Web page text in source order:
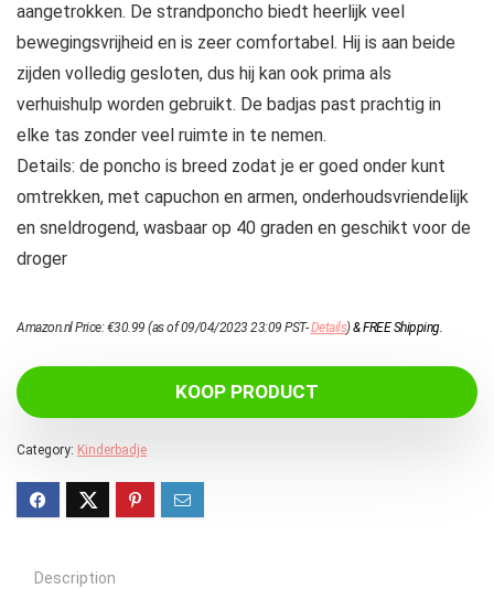
aangetrokken. De strandponcho biedt heerlijk veel
bewegingsvrijheid en is zeer comfortabel. Hij is aan beide
zijden volledig gesloten, dus hij kan ook prima als
verhuishulp worden gebruikt. De badjas past prachtig in
elke tas zonder veel ruimte in te nemen.
Details: de poncho is breed zodat je er goed onder kunt
omtrekken, met capuchon en armen, onderhoudsvriendelijk
en sneldrogend, wasbaar op 40 graden en geschikt voor de
droger
Amazon.nl Price:€30.99 (as of 09/04/2023 23:09 PST-Details)&FREE Shipping.
KOOP PRODUCT
Category: Kinderbadje
Description